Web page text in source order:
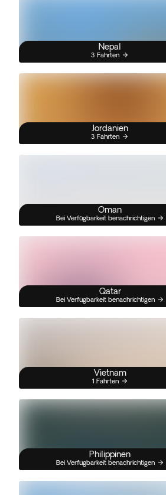
Nepal
3 Fahrten
Jordanien
3 Fahrten
Oman
Bei Verfügbarkeit benachrichtigen
Qatar
Bei Verfügbarkeit benachrichtigen
Vietnam
1 Fahrten
Philippinen
Bei Verfügbarkeit benachrichtigen